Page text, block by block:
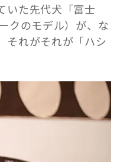
いた先代犬「富士
クのモデル）が、な
それがそれが「ハシ